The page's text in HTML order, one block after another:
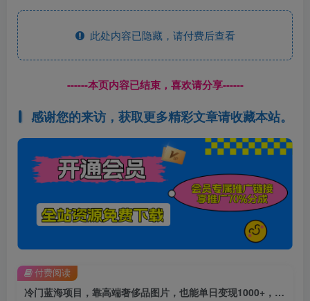
此处内容已隐藏，请付费后查看
------本页内容已结束，喜欢请分享------
感谢您的来访，获取更多精彩文章请收藏本站。
冷门蓝海项目，靠高端奢侈品图片，也能单日变现1000+，简单搬运即可【揭秘】
付费阅读